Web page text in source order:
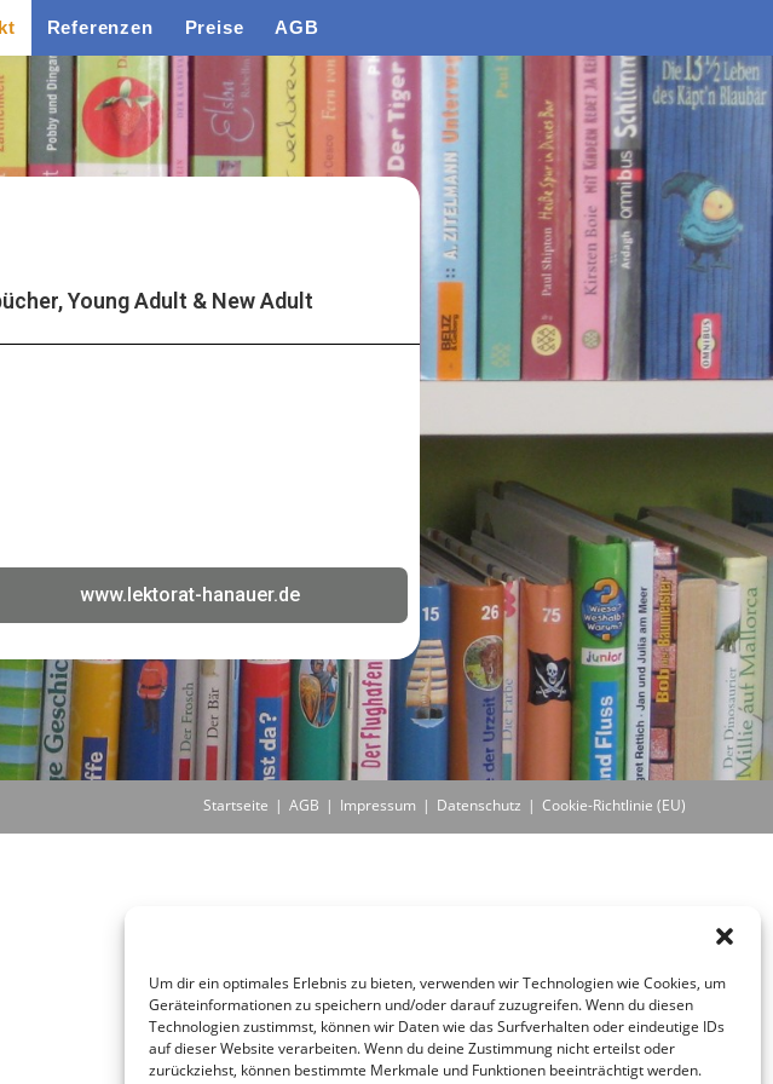
Um dir ein optimales Erlebnis zu bieten, verwenden wir Technologien wie Cookies, um
Geräteinformationen zu speichern und/oder darauf zuzugreifen. Wenn du diesen
Technologien zustimmst, können wir Daten wie das Surfverhalten oder eindeutige IDs
auf dieser Website verarbeiten. Wenn du deine Zustimmung nicht erteilst oder
zurückziehst, können bestimmte Merkmale und Funktionen beeinträchtigt werden.
Referenzen Preise AGB
Young Adult & New Adult
www.lektorat-hanauer.de
Startseite AGB Impressum Datenschutz Cookie-Richtlinie (EU)